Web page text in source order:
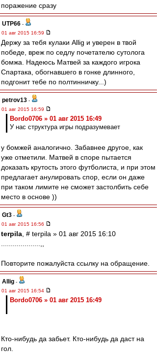
поражение сразу
UTP66 -
01 авг 2015 16:59
Держу за тебя кулаки Allig и уверен в твой
победе, вреж по седлу почетателю сутолога
бомжа. Надеюсь Матвей за каждого игрока
Спартака, обогнавшего в гонке длинного,
подгонит тебе по полтинничку...)
petrov13 -
01 авг 2015 16:59
Bordo0706 » 01 авг 2015 16:49
У нас структура игры подразумевает
у бомжей аналогично. Забавнее другое, как
уже отметили. Матвей в споре пытается
доказать крутость этого футболиста, и при этом
предлагает анулировать спор, если он даже
при таком лимите не сможет застолбить себе
место в основе ))
Gt3 -
01 авг 2015 16:56
terpila , # terpila » 01 авг 2015 16:10
Повторите пожалуйста ссылку на обращение.
Allig -
01 авг 2015 16:54
Bordo0706 » 01 авг 2015 16:49
Кто-нибудь да забьет. Кто-нибудь да даст на
гол.